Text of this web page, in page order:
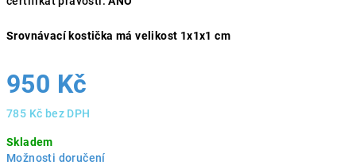
Srovnávací kostička má velikost 1x1x1 cm
950 Kč
785 Kč bez DPH
cena:
Skladem
Možnosti doručení